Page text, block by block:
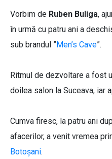
Vorbim de Ruben Buliga,
în urmă cu patru ani a
sub brandul ”Men’s Cave”.
Ritmul de dezvoltare a fost
doilea salon la Suceava, iar
Cumva firesc, la patru ani
afacerilor, a venit vremea
Botoșani.